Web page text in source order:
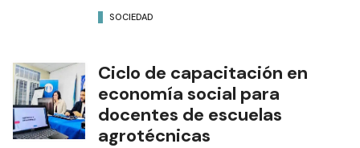
SOCIEDAD
Ciclo de capacitación en
economía social para
docentes de escuelas
agrotécnicas